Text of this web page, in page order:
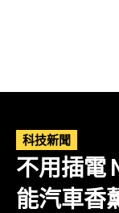
科技新聞
不用插電
能汽車香